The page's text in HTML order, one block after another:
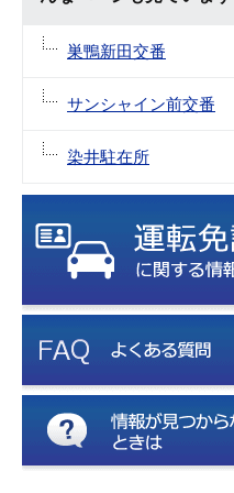
巣鴨新田交番
サンシャイン前交番
染井駐在所